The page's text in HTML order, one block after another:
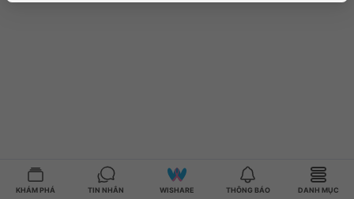
KHÁM PHÁ TIN NHẮN WISHARE THÔNG BÁO DANH MỤC